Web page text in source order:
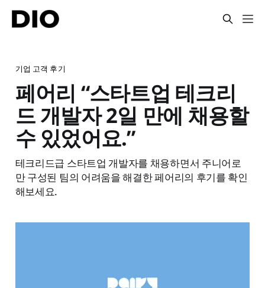
기업 고객 후기
페어리 “스타트업 테크리
드 개발자 2일 만에 채용할
수 있었어요.”
테크리드급 스타트업 개발자를 채용하면서 주니어로
만 구성된 팀의 어려움을 해결한 페어리의 후기를 확인
해보세요.